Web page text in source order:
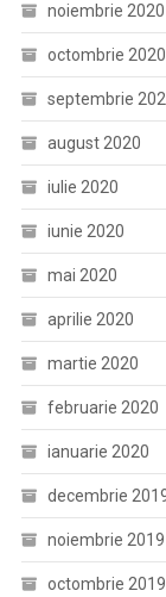
noiembrie 2020
octombrie 2020
septembrie
august 2020
iulie 2020
iunie 2020
mai 2020
aprilie 2020
martie 2020
februarie 2020
ianuarie 2020
decembrie
noiembrie 2019
octombrie 2019